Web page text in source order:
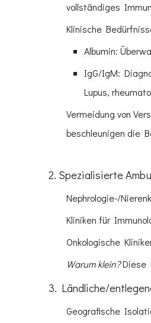
vollständiges
Klinische
Albumin:
IgG/IgM:
Lupus,
Vermeidung von
beschleunigen die
2. Spezialisierte
Nephrologie-/
Kliniken für
Onkologische
Warum klein?Diese
3. Ländliche/
Geografische